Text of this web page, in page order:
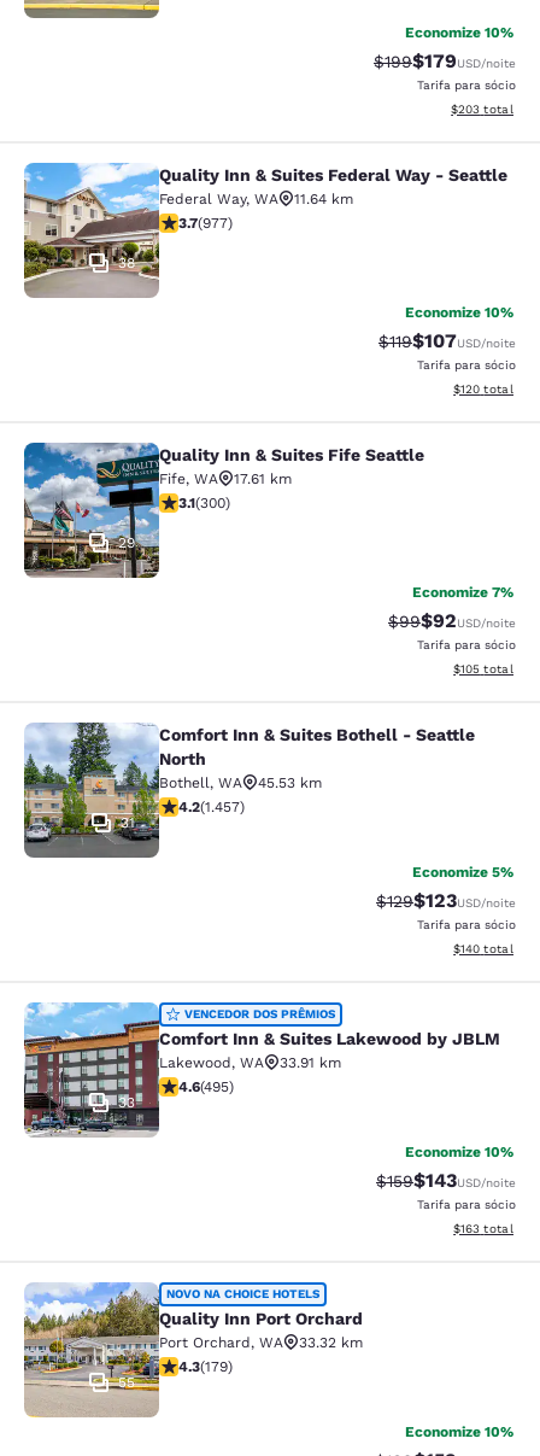
Economize 10%
Tarifa anterior
$199Tarifa com
$179USD/noite
Tarifa para sócio
Exibir
$203 total
Quality Inn & Suites Federal Way -
38
Quality Inn & Suites Federal Way - Seattle
Federal Way, WA
11.64 km
classificação 3.72 estrelas. Bom. 977 avaliações
3.7(977)
Economize 10%
Tarifa anterior
$119Tarifa com
$107USD/noite
Tarifa para sócio
Exibir
$120 total
Quality Inn & Suites Fife Seattle
29
Quality Inn & Suites Fife Seattle
Fife, WA
17.61 km
classificação 3.11 estrelas. Bom. 300 avaliações
3.1(300)
Economize 7%
Tarifa anterior
$99Tarifa com
$92USD/noite
Tarifa para sócio
Exibir
$105 total
Comfort Inn & Suites Bothell -
31
Comfort Inn & Suites Bothell - Seattle
North
Bothell, WA
45.53 km
classificação 4.17 estrelas. Muito bom. 1457
4.2(1.457)
Economize 5%
Tarifa anterior
$129Tarifa com
$123USD/noite
Tarifa para sócio
Exibir
$140 total
Comfort Inn & Suites Lakewood by
33
VENCEDOR DOS PRÊMIOS
Comfort Inn & Suites Lakewood by JBLM
Lakewood, WA
33.91 km
classificação 4.61 estrelas. Excepcional. 495
4.6(495)
Economize 10%
Tarifa anterior
$159Tarifa com
$143USD/noite
Tarifa para sócio
Exibir
$163 total
Quality Inn Port Orchard
55
NOVO NA CHOICE HOTELS
Quality Inn Port Orchard
Port Orchard, WA
33.32 km
classificação 4.27 estrelas. Excelente. 179 avaliações
4.3(179)
Economize 10%